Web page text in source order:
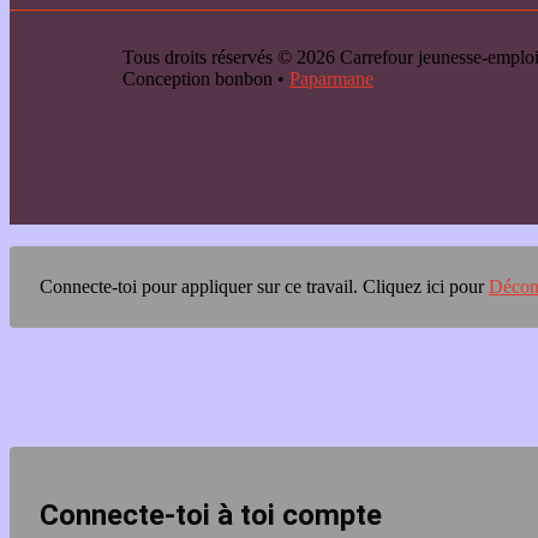
Tous droits réservés © 2026 Carrefour jeunesse-
Conception bonbon • Paparmane
Connecte-toi pour appliquer sur ce travail. Cliquez ici pour
Connecte-toi à toi compte